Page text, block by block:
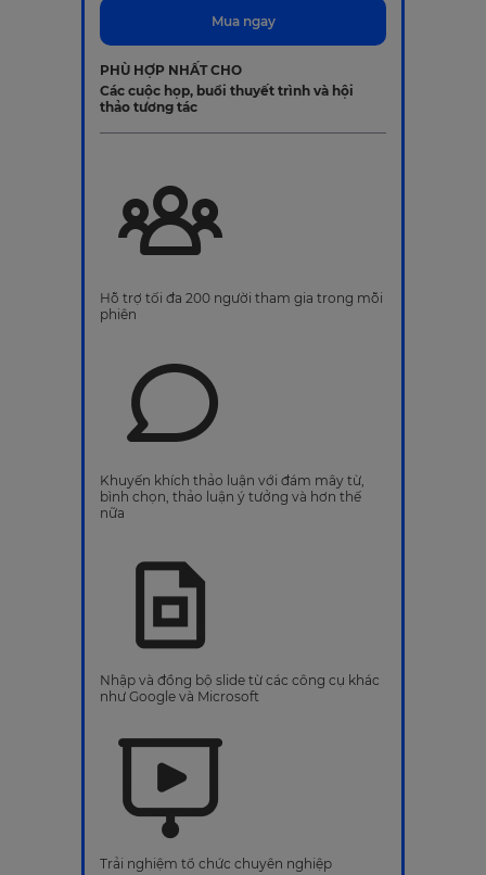
Mua ngay
PHÙ HỢP NHẤT CHO
Các cuộc họp, buổi thuyết trình và hội
thảo tương tác
Hỗ trợ tối đa 200 người tham gia trong mỗi
phiên
Khuyến khích thảo luận với đám mây từ,
bình chọn, thảo luận ý tưởng và hơn thế
nữa
Nhập và đồng bộ slide từ các công cụ khác
như Google và Microsoft
Trải nghiệm tổ chức chuyên nghiệp